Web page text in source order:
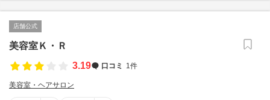
店舗公式
美容室Ｋ・Ｒ
3.19
口コミ 1件
美容室・ヘアサロン